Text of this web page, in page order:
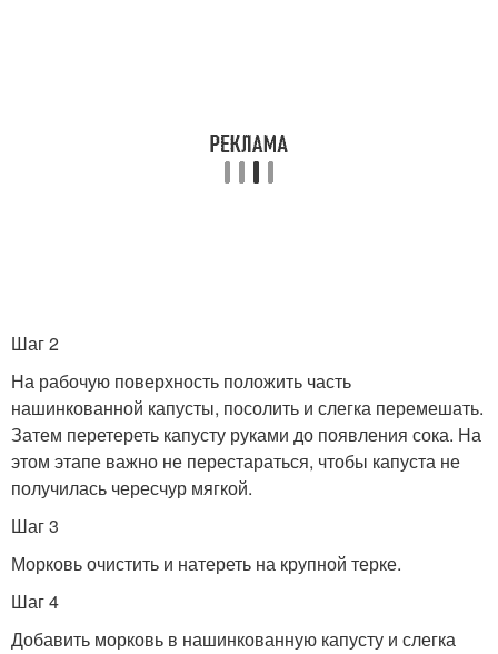
Шаг 2
На рабочую поверхность положить часть
нашинкованной капусты, посолить и слегка перемешать.
Затем перетереть капусту руками до появления сока. На
этом этапе важно не перестараться, чтобы капуста не
получилась чересчур мягкой.
Шаг 3
Морковь очистить и натереть на крупной терке.
Шаг 4
Добавить морковь в нашинкованную капусту и слегка